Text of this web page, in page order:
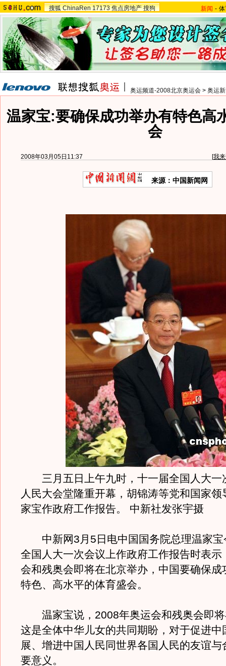
搜狐 ChinaRen 17173 焦点房地产 搜狗 新闻 -
奥运频道-2008北京奥运会 > 奥运
温家宝:要确保成功举办有特色高
会
2008年03月05日11:37 [我
来源：中国新闻网
三月五日上午九时，十一届全国人大一
人民大会堂隆重开幕，胡锦涛等党和国家领
家宝作政府工作报告。 中新社发张宇摄
中新网3月5日电中国国务院总理温家宝
全国人大一次会议上作政府工作报告时表
会和残奥会即将在北京举办，中国要确保成
特色、高水平的体育盛会。
温家宝说，2008年奥运会和残奥会即将
这是全体中华儿女的共同期盼，对于促进中
展、增进中国人民同世界各国人民的友谊与
要意义。